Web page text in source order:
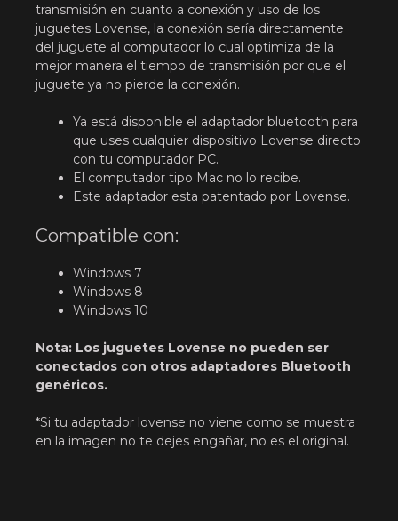
transmisión en cuanto a conexión y uso de los
juguetes Lovense, la conexión sería directamente
del juguete al computador lo cual optimiza de la
mejor manera el tiempo de transmisión por que el
juguete ya no pierde la conexión.
Ya está disponible el adaptador bluetooth para
que uses cualquier dispositivo Lovense directo
con tu computador PC.
El computador tipo Mac no lo recibe.
Este adaptador esta patentado por Lovense.
Compatible con:
Windows 7
Windows 8
Windows 10
Nota: Los juguetes Lovense no pueden ser
conectados con otros adaptadores Bluetooth
genéricos.
*Si tu adaptador lovense no viene como se muestra
en la imagen no te dejes engañar, no es el original.